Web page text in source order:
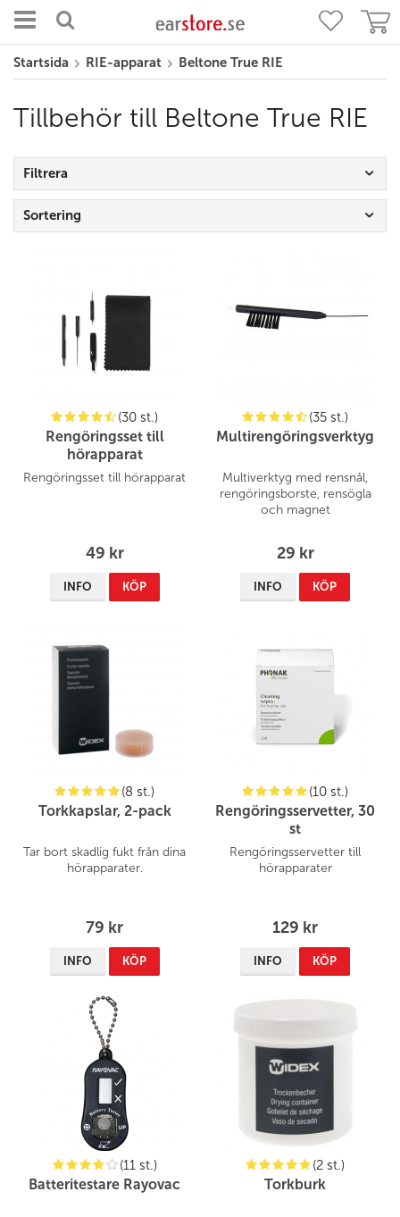
Startsida RIE-apparat Beltone True RIE
Tillbehör till Beltone True RIE
Filtrera
Sortering
(30 st.)
Rengöringsset till
hörapparat
Rengöringsset till hörapparat
49 kr
INFO KÖP
(35 st.)
Multirengöringsverktyg
Multiverktyg med rensnål,
rengöringsborste, rensögla
och magnet
29 kr
INFO KÖP
(8 st.)
Torkkapslar, 2-pack
Tar bort skadlig fukt från dina
hörapparater.
79 kr
INFO KÖP
(10 st.)
Rengöringsservetter, 30
st
Rengöringsservetter till
hörapparater
129 kr
INFO KÖP
(11 st.)
Batteritestare Rayovac
(2 st.)
Torkburk